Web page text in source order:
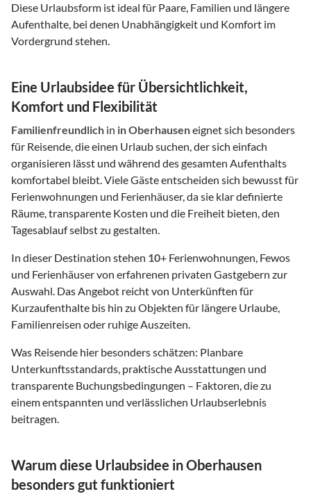
Diese Urlaubsform ist ideal für Paare, Familien und längere
Aufenthalte, bei denen Unabhängigkeit und Komfort im
Vordergrund stehen.
Eine Urlaubsidee für Übersichtlichkeit,
Komfort und Flexibilität
Familienfreundlich in in Oberhauseneignet sich besonders
für Reisende, die einen Urlaub suchen, der sich einfach
organisieren lässt und während des gesamten Aufenthalts
komfortabel bleibt. Viele Gäste entscheiden sich bewusst für
Ferienwohnungen und Ferienhäuser, da sie klar definierte
Räume, transparente Kosten und die Freiheit bieten, den
Tagesablauf selbst zu gestalten.
In dieser Destination stehen 10+ Ferienwohnungen, Fewos
und Ferienhäuser von erfahrenen privaten Gastgebern zur
Auswahl. Das Angebot reicht von Unterkünften für
Kurzaufenthalte bis hin zu Objekten für längere Urlaube,
Familienreisen oder ruhige Auszeiten.
Was Reisende hier besonders schätzen: Planbare
Unterkunftsstandards, praktische Ausstattungen und
transparente Buchungsbedingungen – Faktoren, die zu
einem entspannten und verlässlichen Urlaubserlebnis
beitragen.
Warum diese Urlaubsidee in Oberhausen
besonders gut funktioniert